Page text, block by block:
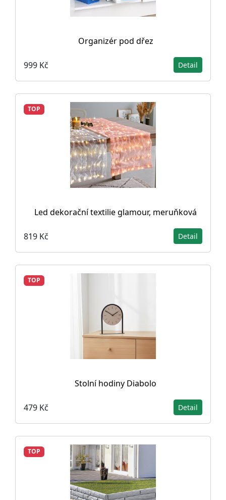
Organizér pod dřez
999 Kč Detail
TOP
Led dekorační textilie glamour, meruňková
819 Kč Detail
TOP
Stolní hodiny Diabolo
479 Kč Detail
TOP